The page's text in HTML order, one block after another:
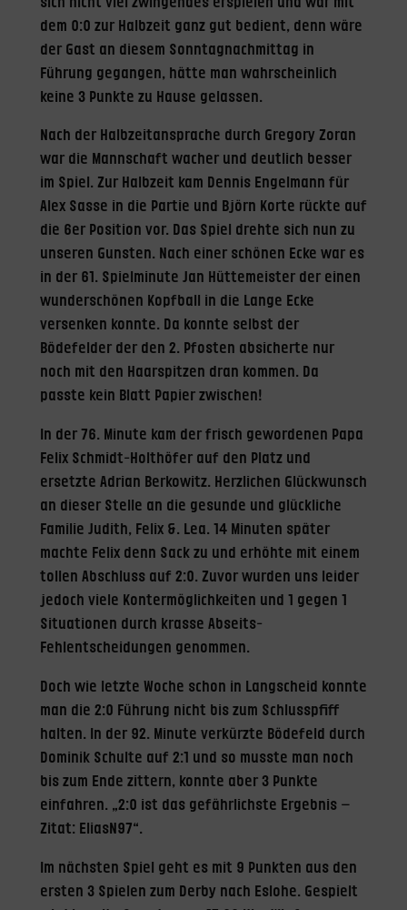
dem 0:0 zur Halbzeit ganz gut bedient, denn wäre
der Gast an diesem Sonntagnachmittag in
Führung gegangen, hätte man wahrscheinlich
keine 3 Punkte zu Hause gelassen.
Nach der Halbzeitansprache durch Gregory Zoran
war die Mannschaft wacher und deutlich besser
im Spiel. Zur Halbzeit kam Dennis Engelmann für
Alex Sasse in die Partie und Björn Korte rückte auf
die 6er Position vor. Das Spiel drehte sich nun zu
unseren Gunsten. Nach einer schönen Ecke war es
in der 61. Spielminute Jan Hüttemeister der einen
wunderschönen Kopfball in die Lange Ecke
versenken konnte. Da konnte selbst der
Bödefelder der den 2. Pfosten absicherte nur
noch mit den Haarspitzen dran kommen. Da
passte kein Blatt Papier zwischen!
In der 76. Minute kam der frisch gewordenen Papa
Felix Schmidt-Holthöfer auf den Platz und
ersetzte Adrian Berkowitz. Herzlichen Glückwunsch
an dieser Stelle an die gesunde und glückliche
Familie Judith, Felix &. Lea. 14 Minuten später
machte Felix denn Sack zu und erhöhte mit einem
tollen Abschluss auf 2:0. Zuvor wurden uns leider
jedoch viele Kontermöglichkeiten und 1 gegen 1
Situationen durch krasse Abseits-
Fehlentscheidungen genommen.
Doch wie letzte Woche schon in Langscheid konnte
man die 2:0 Führung nicht bis zum Schlusspfiff
halten. In der 92. Minute verkürzte Bödefeld durch
Dominik Schulte auf 2:1 und so musste man noch
bis zum Ende zittern, konnte aber 3 Punkte
einfahren. „2:0 ist das gefährlichste Ergebnis –
Zitat: EliasN97“.
Im nächsten Spiel geht es mit 9 Punkten aus den
ersten 3 Spielen zum Derby nach Eslohe. Gespielt